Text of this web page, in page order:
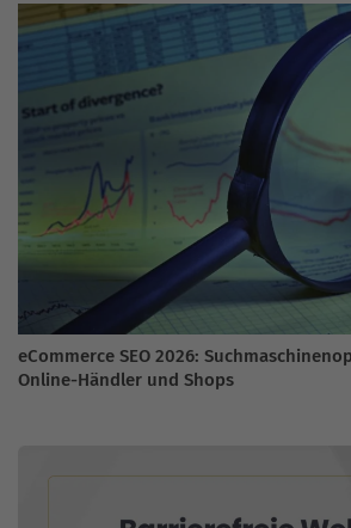
eCommerce SEO 2026:
Online-Händler und Shops